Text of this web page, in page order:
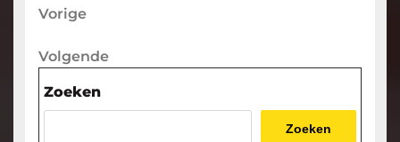
Berichtnavigatie
Vorige
Vorige
Volgende
Volgende
Zoeken
Zoeken